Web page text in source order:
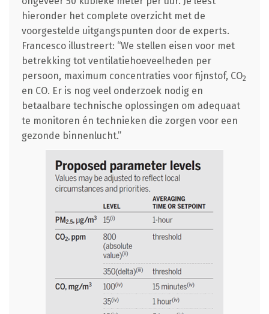
hieronder het complete overzicht met de
voorgestelde uitgangspunten door de experts.
Francesco illustreert: “We stellen eisen voor met
betrekking tot ventilatiehoeveelheden per
persoon, maximum concentraties voor fijnstof, CO2
en CO. Er is nog veel onderzoek nodig en
betaalbare technische oplossingen om adequaat
te monitoren én technieken die zorgen voor een
gezonde binnenlucht.”